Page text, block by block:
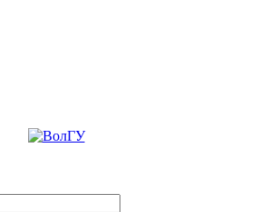
Пожалуйста